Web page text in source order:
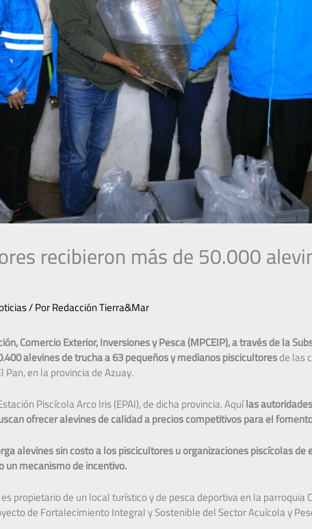
recibieron más de 50.000
/ PorRedacción Tierra&Mar
Comercio Exterior, Inversiones y Pesca (MPCEIP), a través de la
alevines de trucha a 63 pequeños y medianos piscicultoresde las
Pan, en la provincia de Azuay.
Piscícola Arco Iris (EPAI), de dicha provincia. Aquílas
ofrecer alevines de calidad a precios competitivos para el
alevines sin costo a los piscicultores u organizaciones piscícolas de
un mecanismo de incentivo.
propietario de un local turístico y de pesca deportiva en la parroquia
de Fortalecimiento Integral y Sostenible del Sector Acuícola y